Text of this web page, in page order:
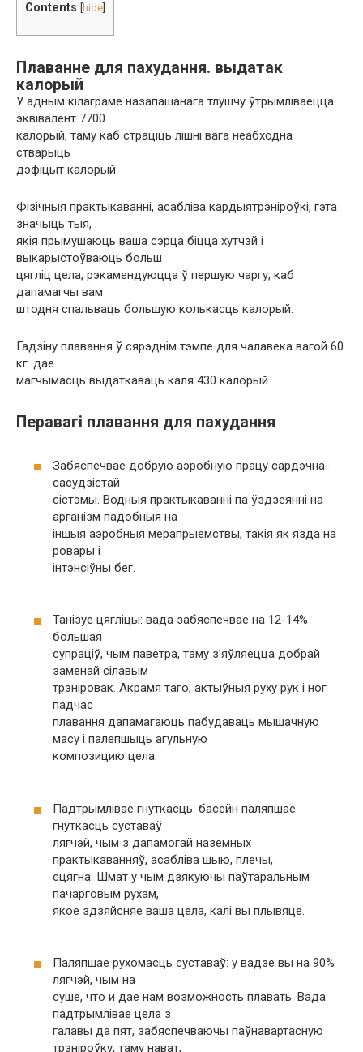
Contents hide
Плаванне для пахудання. выдатак
калорый
У адным кілаграме назапашанага тлушчу ўтрымліваецца
эквівалент 7700
калорый, таму каб страціць лішні вага неабходна
стварыць
дэфіцыт калорый.
Фізічныя практыкаванні, асабліва кардыятрэніроўкі, гэта
значыць тыя,
якія прымушаюць ваша сэрца біцца хутчэй і
выкарыстоўваюць больш
цягліц цела, рэкамендуюцца ў першую чаргу, каб
дапамагчы вам
штодня спальваць большую колькасць калорый.
Гадзіну плавання ў сярэднім тэмпе для чалавека вагой 60
кг. дае
магчымасць выдаткаваць каля 430 калорый.
Перавагі плавання для пахудання
Забяспечвае добрую аэробную працу сардэчна-
сасудзістай
сістэмы. Водныя практыкаванні па ўздзеянні на
арганізм падобныя на
іншыя аэробныя мерапрыемствы, такія як язда на
ровары і
інтэнсіўны бег.
Танізуе цягліцы: вада забяспечвае на 12-14%
большая
супраціў, чым паветра, таму з’яўляецца добрай
заменай сілавым
трэніровак. Акрамя таго, актыўныя руху рук і ног
падчас
плавання дапамагаюць пабудаваць мышачную
масу і палепшыць агульную
композицию цела.
Падтрымлівае гнуткасць: басейн паляпшае
гнуткасць суставаў
лягчэй, чым з дапамогай наземных
практыкаванняў, асабліва шыю, плечы,
сцягна. Шмат у чым дзякуючы паўтаральным
пачарговым рухам,
якое здзяйсняе ваша цела, калі вы плывяце.
Паляпшае рухомасць суставаў: у вадзе вы на 90%
лягчэй, чым на
суше, что и дае нам возможность плавать. Вада
падтрымлівае цела з
галавы да пят, забяспечваючы паўнавартасную
трэніроўку, таму нават,